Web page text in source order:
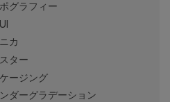
グラフィー
カ
ター
ージング
ダーグラデーション